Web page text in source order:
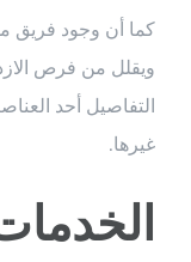
كما أن وجود فريق
ويقلل من فرص
التفاصيل أحد
غيرها.